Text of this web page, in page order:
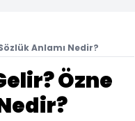
Anlamı Nedir?
Özne